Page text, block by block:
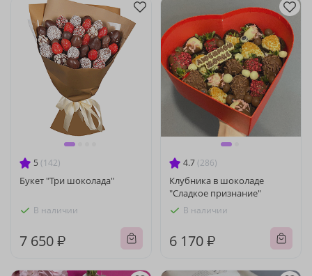
5 (142)
Букет "Три шоколада"
В наличии
7 650 ₽
4.7 (286)
Клубника в шоколаде
"Сладкое признание"
В наличии
6 170 ₽